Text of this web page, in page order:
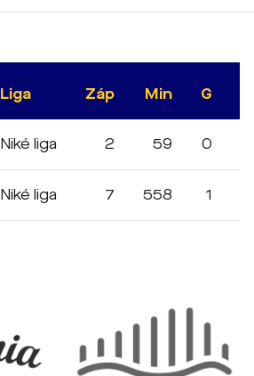
Liga Záp Min G
Niké liga 2 59 0
Niké liga 7 558 1